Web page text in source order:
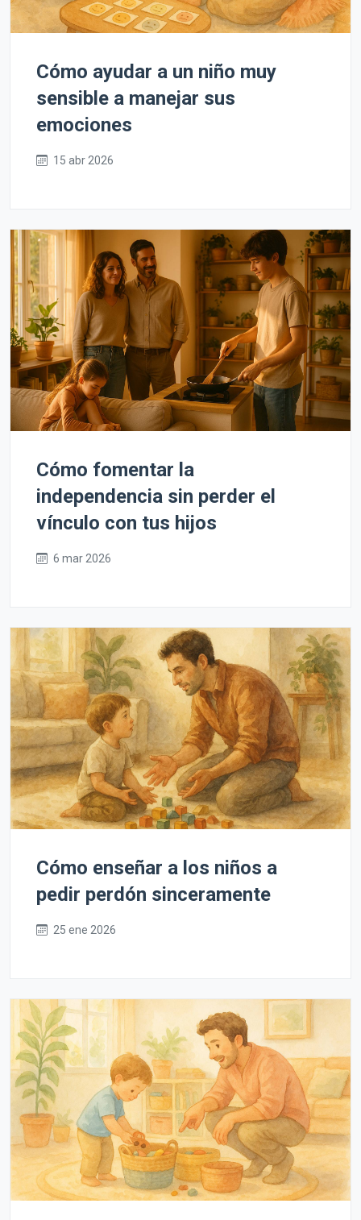
Cómo ayudar a un niño muy
sensible a manejar sus
emociones
15 abr 2026
Cómo fomentar la
independencia sin perder el
vínculo con tus hijos
6 mar 2026
Cómo enseñar a los niños a
pedir perdón sinceramente
25 ene 2026